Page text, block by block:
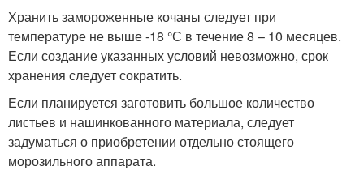
Хранить замороженные кочаны следует при
температуре не выше -18 °С в течение 8 – 10 месяцев.
Если создание указанных условий невозможно, срок
хранения следует сократить.
Если планируется заготовить большое количество
листьев и нашинкованного материала, следует
задуматься о приобретении отдельно стоящего
морозильного аппарата.